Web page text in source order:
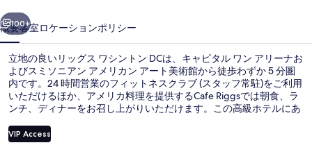
ト
ン
DC
の
写
真
次へ
100+
概要客室ロケーションポリシー
立地の良いリッグス ワシントン DCは、キャピタル ワン アリーナお
よびスミソニアン アメリカン アート美術館から徒歩わずか 5 分圏
内です。24 時間営業のフィットネスクラブ (スタッフ常駐)をご利用
いただけるほか、アメリカ料理を提供するCafe Riggsでは朝食、ラ
ンチ、ディナーをお召し上がりいただけます。この高級ホテルにあ
ンタル自転車 (無料)があります。旅行者は親切なスタッフやレスト
ランを評価しています。この宿泊施設からは歩いてすぐ公共交通機
VIP Access